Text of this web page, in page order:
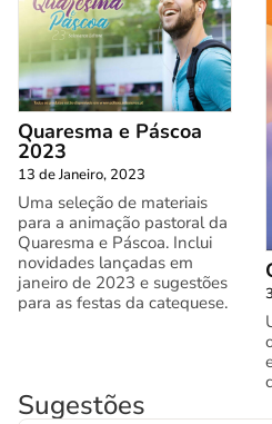
Quaresma e Páscoa
2023
13 de Janeiro, 2023
Uma seleção de materiais
para a animação pastoral da
Quaresma e Páscoa. Inclui
novidades lançadas em
janeiro de 2023 e sugestões
para as festas da catequese.
Sugestões